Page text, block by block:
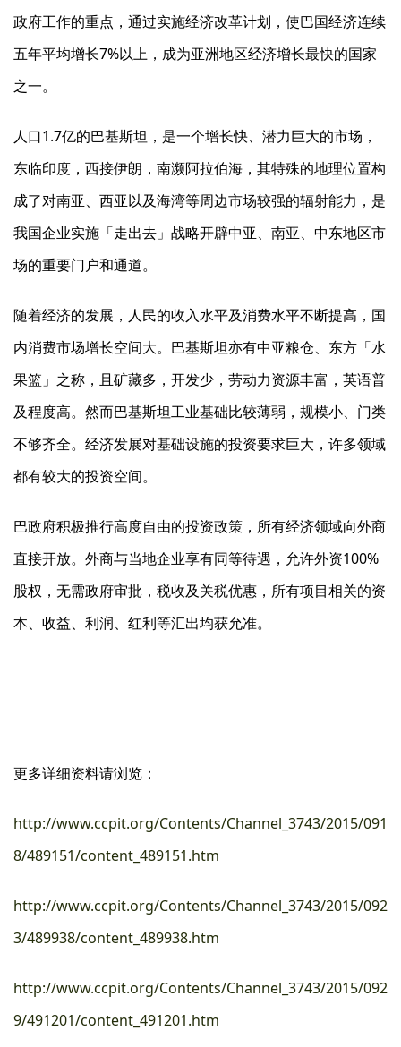
政府工作的重点，通过实施经济改革计划，使巴国经济连续
五年平均增长7%以上，成为亚洲地区经济增长最快的国家
之一。
人口1.7亿的巴基斯坦，是一个增长快、潜力巨大的市场，
东临印度，西接伊朗，南濒阿拉伯海，其特殊的地理位置构
成了对南亚、西亚以及海湾等周边市场较强的辐射能力，是
我国企业实施「走出去」战略开辟中亚、南亚、中东地区市
场的重要门户和通道。
随着经济的发展，人民的收入水平及消费水平不断提高，国
内消费市场增长空间大。巴基斯坦亦有中亚粮仓、东方「水
果篮」之称，且矿藏多，开发少，劳动力资源丰富，英语普
及程度高。然而巴基斯坦工业基础比较薄弱，规模小、门类
不够齐全。经济发展对基础设施的投资要求巨大，许多领域
都有较大的投资空间。
巴政府积极推行高度自由的投资政策，所有经济领域向外商
直接开放。外商与当地企业享有同等待遇，允许外资100%
股权，无需政府审批，税收及关税优惠，所有项目相关的资
本、收益、利润、红利等汇出均获允准。
更多详细资料请浏览：
http://www.ccpit.org/Contents/Channel_3743/2015/091
8/489151/content_489151.htm
http://www.ccpit.org/Contents/Channel_3743/2015/092
3/489938/content_489938.htm
http://www.ccpit.org/Contents/Channel_3743/2015/092
9/491201/content_491201.htm